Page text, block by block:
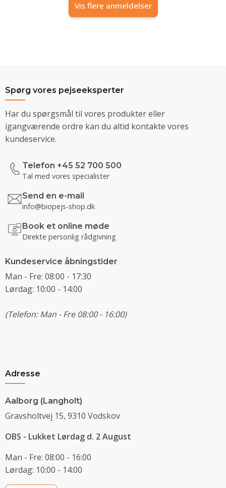
Vis flere anmeldelser
Spørg vores pejseeksperter
Har du spørgsmål til vores produkter eller
igangværende ordre kan du altid kontakte vores
kundeservice.
Telefon +45 52 700 500
Tal med vores specialister
Send en e-mail
info@biopejs-shop.dk
Book et online møde
Direkte personlig rådgivning
Kundeservice åbningstider
Man - Fre: 08:00 - 17:30
Lørdag: 10:00 - 14:00
(Telefon: Man - Fre 08:00 - 16:00)
Adresse
Aalborg (Langholt)
Gravsholtvej 15, 9310 Vodskov
OBS - Lukket Lørdag d. 2 August
Man - Fre: 08:00 - 16:00
Lørdag: 10:00 - 14:00